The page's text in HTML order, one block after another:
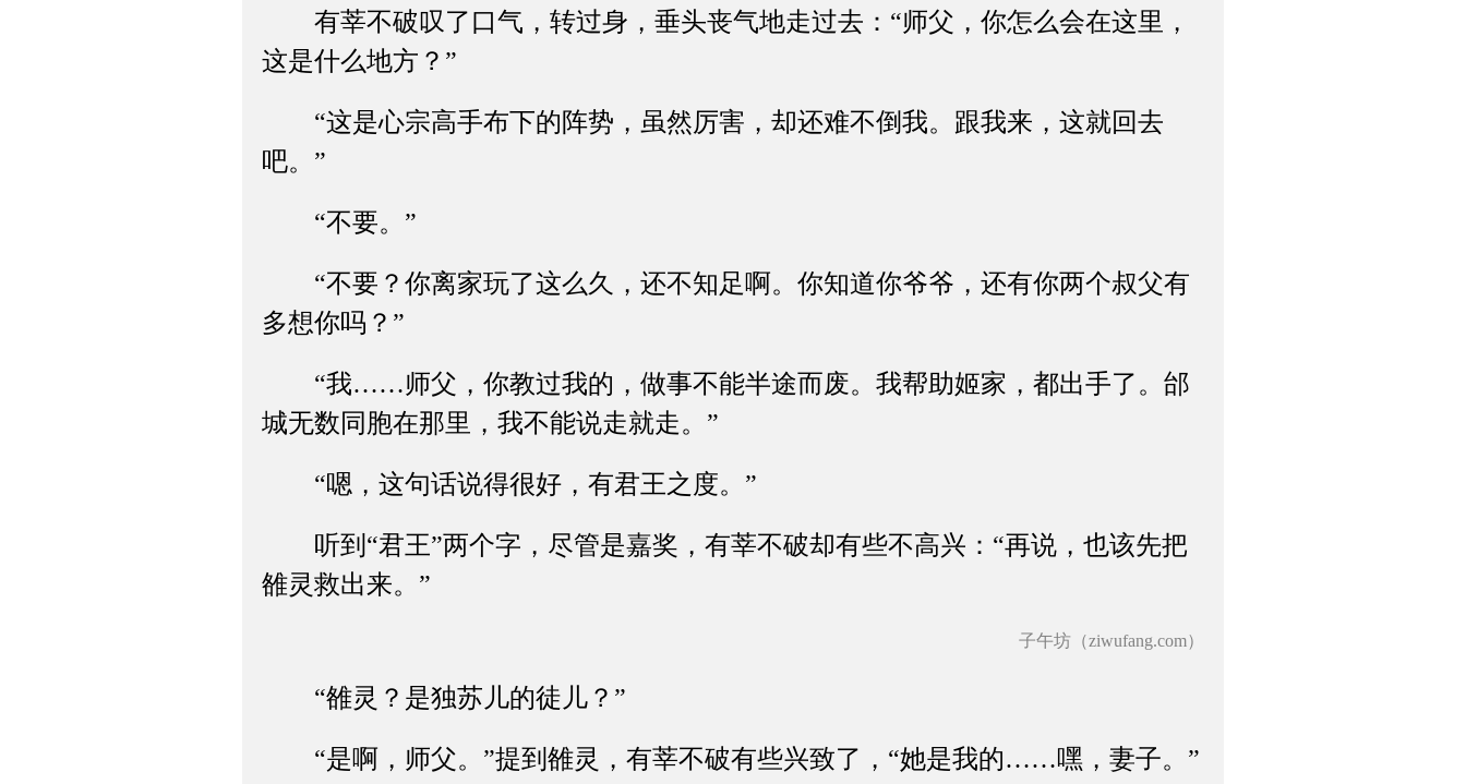
有莘不破叹了口气，转过身，垂头丧气地走过去：“师父，你怎么会在这里，
这是什么地方？”
“这是心宗高手布下的阵势，虽然厉害，却还难不倒我。跟我来，这就回去
吧。”
“不要。”
“不要？你离家玩了这么久，还不知足啊。你知道你爷爷，还有你两个叔父有
多想你吗？”
“我……师父，你教过我的，做事不能半途而废。我帮助姬家，都出手了。邰
城无数同胞在那里，我不能说走就走。”
“嗯，这句话说得很好，有君王之度。”
听到“君王”两个字，尽管是嘉奖，有莘不破却有些不高兴：“再说，也该先把
雒灵救出来。”
子午坊（ziwufang.com）
“雒灵？是独苏儿的徒儿？”
“是啊，师父。”提到雒灵，有莘不破有些兴致了，“她是我的……嘿，妻子。”